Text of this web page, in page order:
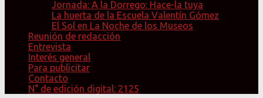
Jornada: A la Dorrego: Hace-la tuya
La huerta de la Escuela Valentín Gómez
El Sol en La Noche de los Museos
Reunión de redacción
Entrevista
Interés general
Para publicitar
Contacto
N° de edición digital: 2125